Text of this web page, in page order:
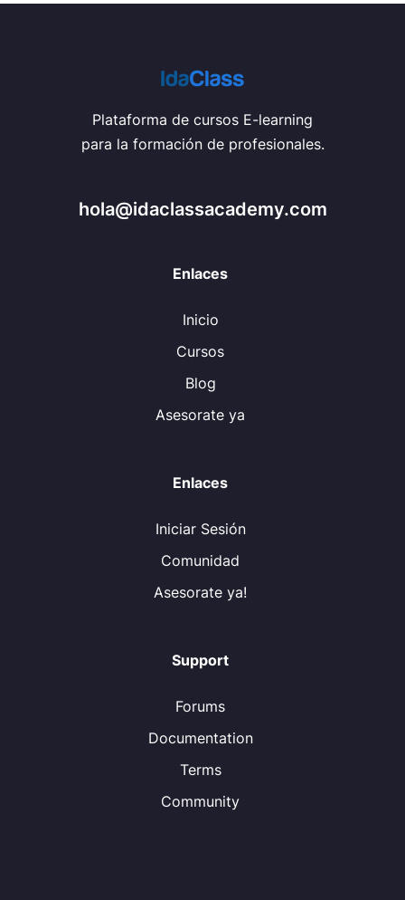
Plataforma de cursos E-learning
para la formación de profesionales.
hola@idaclassacademy.com
Enlaces
Inicio
Cursos
Blog
Asesorate ya
Enlaces
Iniciar Sesión
Comunidad
Asesorate ya!
Support
Forums
Documentation
Terms
Community